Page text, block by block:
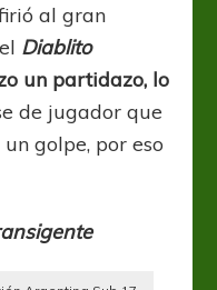
al gran
Diablito
un partidazo, lo
de jugador que
golpe, por eso